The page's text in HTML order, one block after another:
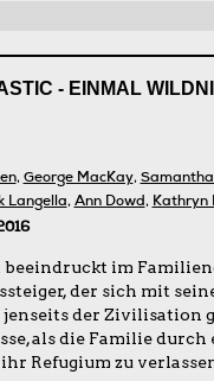
- EINMAL
,George MacKay,Samantha
Langella,Ann Dowd,Kathryn
im
der sich mit
der Zivilisation
als die Familie
Refugium zu